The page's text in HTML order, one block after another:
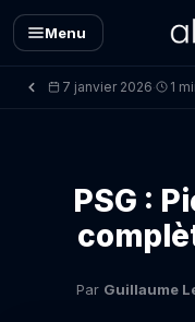
Menu
7 janvier 2026· 1
PSG :
Par Guillaume